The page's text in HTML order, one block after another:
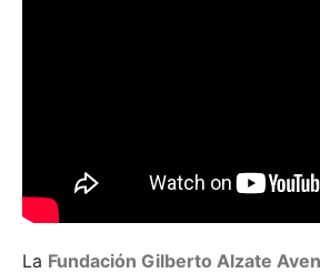
La Fundación Gilberto Alzate